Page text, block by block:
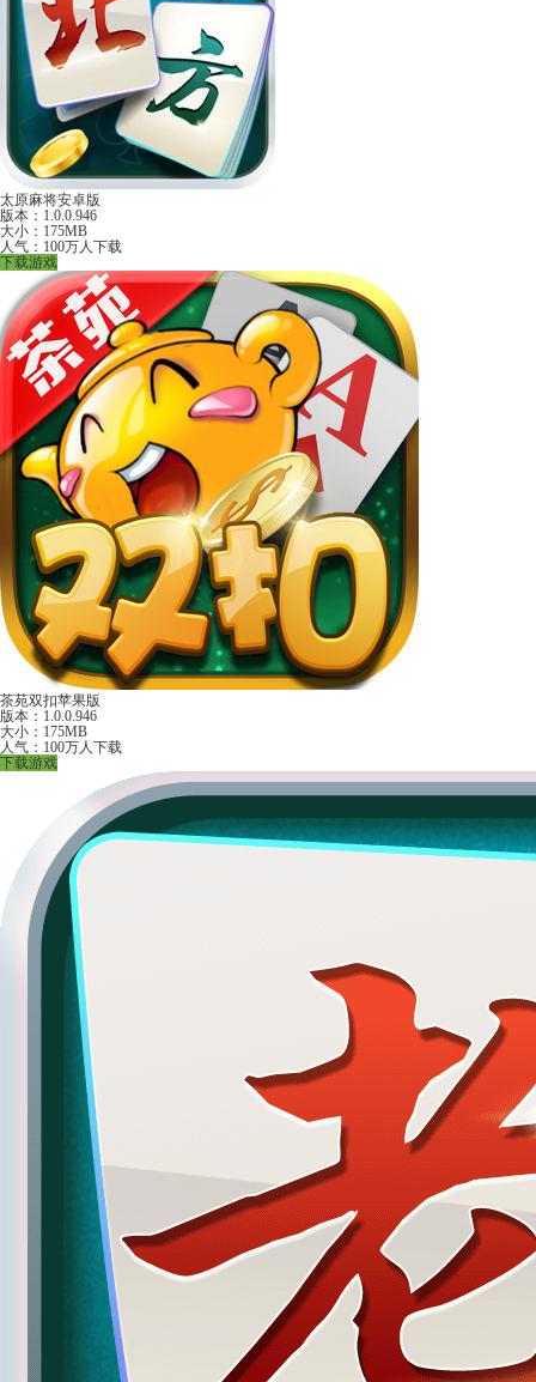
太原麻将安卓版
版本：1.0.0.946
大小：175MB
人气：100万人下载
下载游戏
茶苑双扣苹果版
版本：1.0.0.946
大小：175MB
人气：100万人下载
下载游戏